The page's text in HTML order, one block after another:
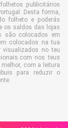
publicitários
Desta forma,
folheto e poderás
os saldos das lojas
são colocados em
colocados na tua
visualizados no teu
nos teus
com a leitura
para reduzir o